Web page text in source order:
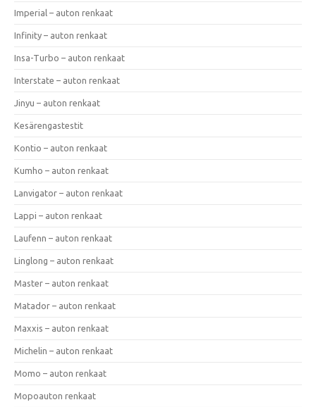
Imperial – auton renkaat
Infinity – auton renkaat
Insa-Turbo – auton renkaat
Interstate – auton renkaat
Jinyu – auton renkaat
Kesärengastestit
Kontio – auton renkaat
Kumho – auton renkaat
Lanvigator – auton renkaat
Lappi – auton renkaat
Laufenn – auton renkaat
Linglong – auton renkaat
Master – auton renkaat
Matador – auton renkaat
Maxxis – auton renkaat
Michelin – auton renkaat
Momo – auton renkaat
Mopoauton renkaat